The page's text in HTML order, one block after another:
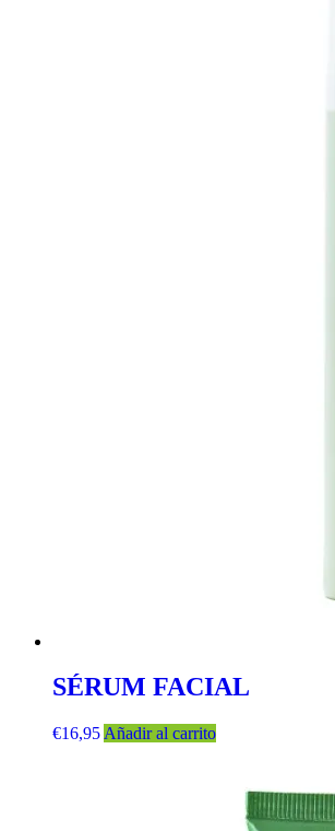
SÉRUM FACIAL
€16,95 Añadir al carrito